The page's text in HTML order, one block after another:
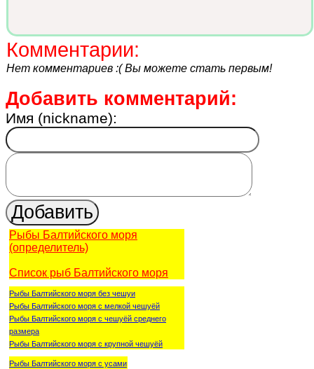
Комментарии:
Нет комментариев :( Вы можете стать первым!
Добавить комментарий:
Имя (nickname):
Рыбы Балтийского моря
(определитель)
Список рыб Балтийского моря
Рыбы Балтийского моря без чешуи
Рыбы Балтийского моря с мелкой чешуёй
Рыбы Балтийского моря с чешуёй среднего
размера
Рыбы Балтийского моря с крупной чешуёй
Рыбы Балтийского моря с усами